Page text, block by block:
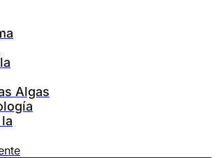
Algas